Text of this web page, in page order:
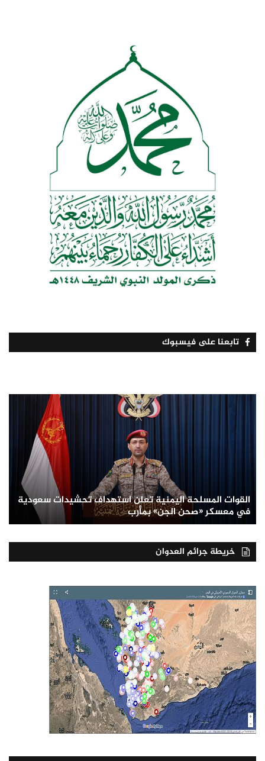
تابعنا على فيسبوك
القوات المسلحة اليمنية تعلن استهداف تحشيدات سعودية
في معسكر «صحن الجن» بمأرب
خريطة جرائم العدوان